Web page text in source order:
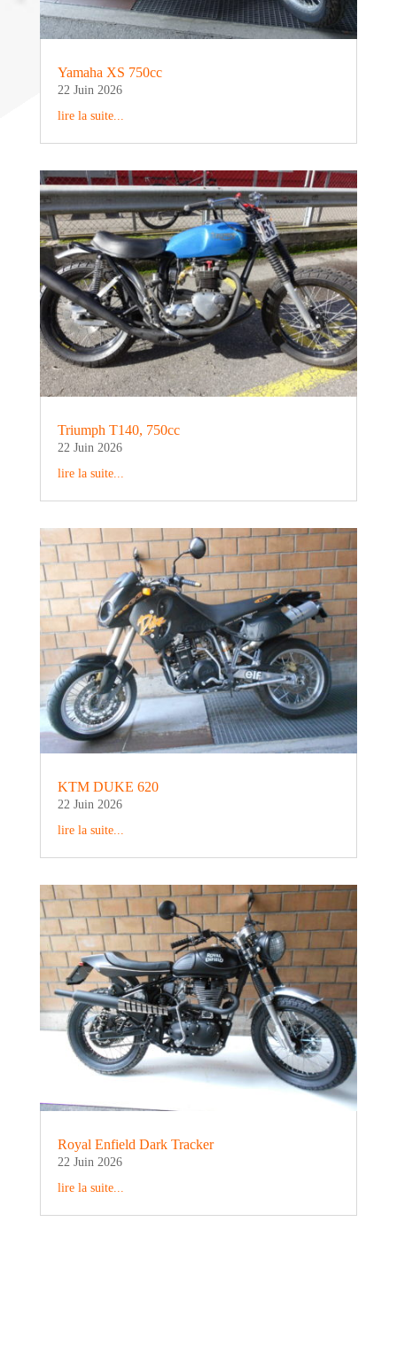
Yamaha XS 750cc
22 Juin 2026
lire la suite...
Triumph T140, 750cc
22 Juin 2026
lire la suite...
KTM DUKE 620
22 Juin 2026
lire la suite...
Royal Enfield Dark Tracker
22 Juin 2026
lire la suite...